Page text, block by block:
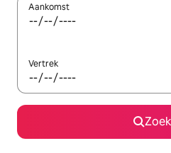
Aankomst
Vertrek